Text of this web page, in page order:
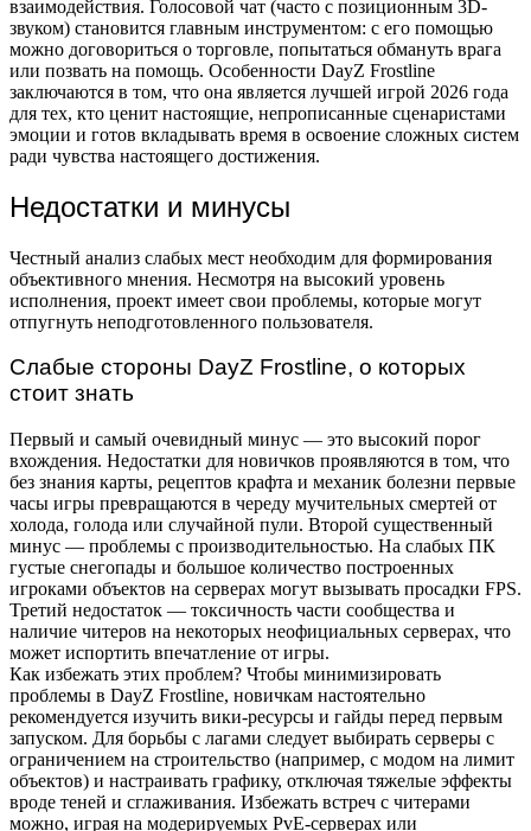
взаимодействия. Голосовой чат (часто с позиционным 3D-
звуком) становится главным инструментом: с его помощью
можно договориться о торговле, попытаться обмануть врага
или позвать на помощь. Особенности DayZ Frostline
заключаются в том, что она является лучшей игрой 2026 года
для тех, кто ценит настоящие, непрописанные сценаристами
эмоции и готов вкладывать время в освоение сложных систем
ради чувства настоящего достижения.
Недостатки и минусы
Честный анализ слабых мест необходим для формирования
объективного мнения. Несмотря на высокий уровень
исполнения, проект имеет свои проблемы, которые могут
отпугнуть неподготовленного пользователя.
Слабые стороны DayZ Frostline, о которых
стоит знать
Первый и самый очевидный минус — это высокий порог
вхождения. Недостатки для новичков проявляются в том, что
без знания карты, рецептов крафта и механик болезни первые
часы игры превращаются в череду мучительных смертей от
холода, голода или случайной пули. Второй существенный
минус — проблемы с производительностью. На слабых ПК
густые снегопады и большое количество построенных
игроками объектов на серверах могут вызывать просадки FPS.
Третий недостаток — токсичность части сообщества и
наличие читеров на некоторых неофициальных серверах, что
может испортить впечатление от игры.
Как избежать этих проблем? Чтобы минимизировать
проблемы в DayZ Frostline, новичкам настоятельно
рекомендуется изучить вики-ресурсы и гайды перед первым
запуском. Для борьбы с лагами следует выбирать серверы с
ограничением на строительство (например, с модом на лимит
объектов) и настраивать графику, отключая тяжелые эффекты
вроде теней и сглаживания. Избежать встреч с читерами
можно, играя на модерируемых PvE-серверах или